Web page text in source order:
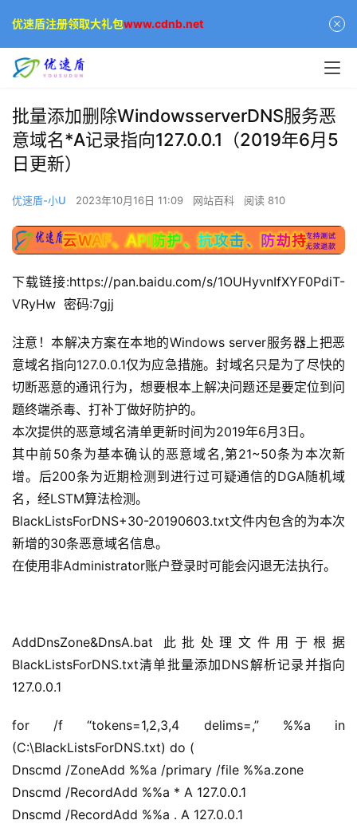
批量添加删除WindowsserverDNS服务恶
意域名*A记录指向127.0.0.1（2019年6月5
日更新）
优速盾-小U 2023年10月16日 11:09 网站百科 阅读 810
下载链接:https://pan.baidu.com/s/1OUHyvnIfXYF0PdiT-
VRyHw  密码:7gjj
注意！本解决方案在本地的Windows server服务器上把恶
意域名指向127.0.0.1仅为应急措施。封域名只是为了尽快的
切断恶意的通讯行为，想要根本上解决问题还是要定位到问
题终端杀毒、打补丁做好防护的。
本次提供的恶意域名清单更新时间为2019年6月3日。
其中前50条为基本确认的恶意域名,第21~50条为本次新
增。后200条为近期检测到进行过可疑通信的DGA随机域
名，经LSTM算法检测。
BlackListsForDNS+30-20190603.txt文件内包含的为本次
新增的30条恶意域名信息。
在使用非Administrator账户登录时可能会闪退无法执行。
AddDnsZone&DnsA.bat 此批处理文件用于根据
BlackListsForDNS.txt清单批量添加DNS解析记录并指向
127.0.0.1
for /f “tokens=1,2,3,4 delims=,” %%a in
(C:\BlackListsForDNS.txt) do (
Dnscmd /ZoneAdd %%a /primary /file %%a.zone
Dnscmd /RecordAdd %%a * A 127.0.0.1
Dnscmd /RecordAdd %%a . A 127.0.0.1
优速盾注册领取大礼包www.cdnb.net